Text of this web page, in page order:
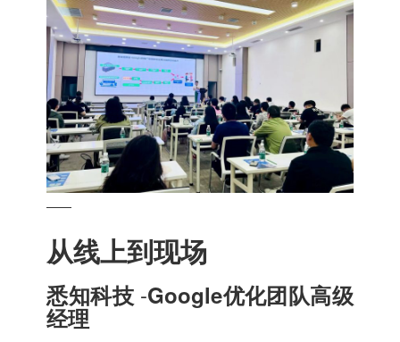
——
从线上到现场
悉知科技 -Google优化团队高级
经理